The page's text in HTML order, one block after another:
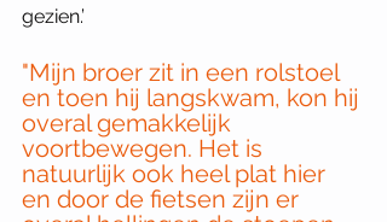
gezien.’
"Mijn broer zit in een rolstoel
en toen hij langskwam, kon hij
overal gemakkelijk
voortbewegen. Het is
natuurlijk ook heel plat hier
en door de fietsen zijn er